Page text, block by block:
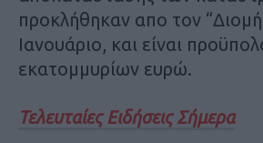
προκλήθηκαν απο τον
Ιανουάριο, και είναι
εκατομμυρίων ευρώ.
Τελευταίες Ειδήσεις Σήμερα